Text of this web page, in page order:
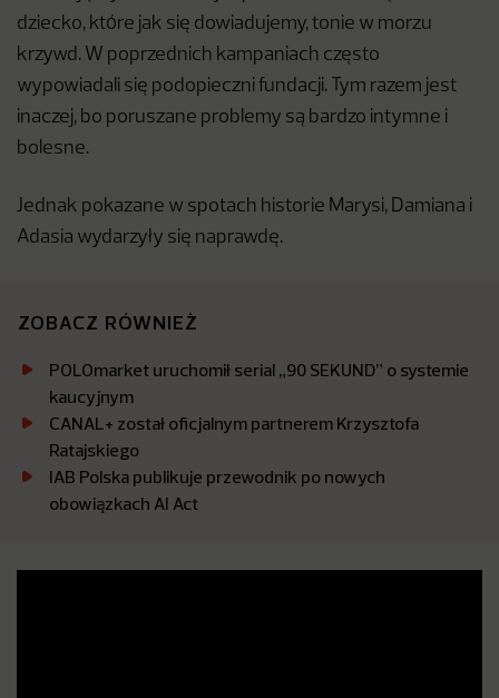
dziecko, które jak się dowiadujemy, tonie w morzu
krzywd. W poprzednich kampaniach często
wypowiadali się podopieczni fundacji. Tym razem jest
inaczej, bo poruszane problemy są bardzo intymne i
bolesne.
Jednak pokazane w spotach historie Marysi, Damiana i
Adasia wydarzyły się naprawdę.
ZOBACZ RÓWNIEŻ
POLOmarket uruchomił serial „90 SEKUND” o systemie
kaucyjnym
CANAL+ został oficjalnym partnerem Krzysztofa
Ratajskiego
IAB Polska publikuje przewodnik po nowych
obowiązkach AI Act